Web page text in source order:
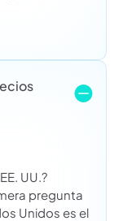
UU.?
pregunta
Unidos es el